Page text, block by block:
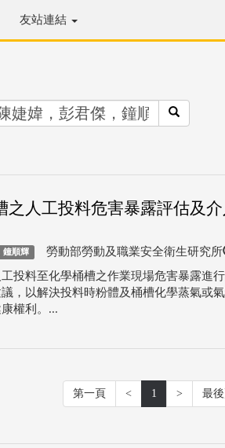
友站連結
之人工投料危害暴露評估及
鐘順輝 勞動部勞動及職業安全衛生研究所
投料至化學桶槽之作業現場危害暴露進
，以解決投料時粉體及桶槽化學蒸氣或
權利。...
第一頁 < 1 > 最後